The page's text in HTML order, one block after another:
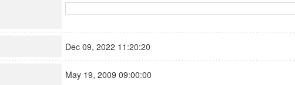
Dec 09, 2022 11:20:20
May 19, 2009 09:00:00